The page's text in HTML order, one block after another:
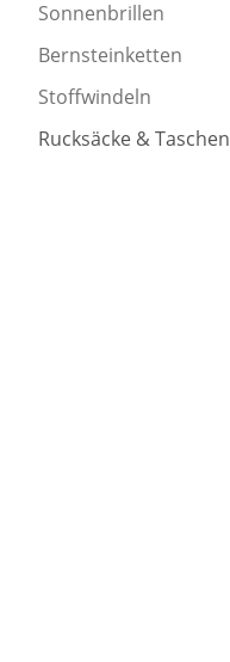
Sonnenbrillen
Bernsteinketten
Stoffwindeln
Rucksäcke & Taschen